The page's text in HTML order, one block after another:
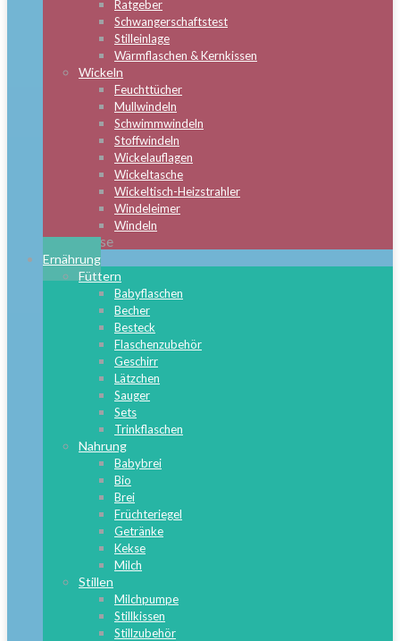
Ratgeber
Schwangerschaftstest
Stilleinlage
Wärmflaschen & Kernkissen
Wickeln
Feuchttücher
Mullwindeln
Schwimmwindeln
Stoffwindeln
Wickelauflagen
Wickeltasche
Wickeltisch-Heizstrahler
Windeleimer
Windeln
Close
Ernährung
Füttern
Babyflaschen
Becher
Besteck
Flaschenzubehör
Geschirr
Lätzchen
Sauger
Sets
Trinkflaschen
Nahrung
Babybrei
Bio
Brei
Früchteriegel
Getränke
Kekse
Milch
Stillen
Milchpumpe
Stillkissen
Stillzubehör